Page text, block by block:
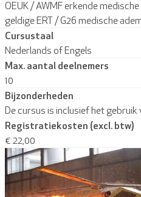
OEUK / AWMF erkende
geldige ERT / G26 medische
Cursustaal
Nederlands of Engels
Max. aantal deelnemers
10
Bijzonderheden
De cursus is inclusief het
Registratiekosten (excl. btw)
€ 22,00